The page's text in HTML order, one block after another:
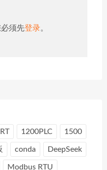
须先登录。
1200PLC 1500
conda DeepSeek
Modbus RTU